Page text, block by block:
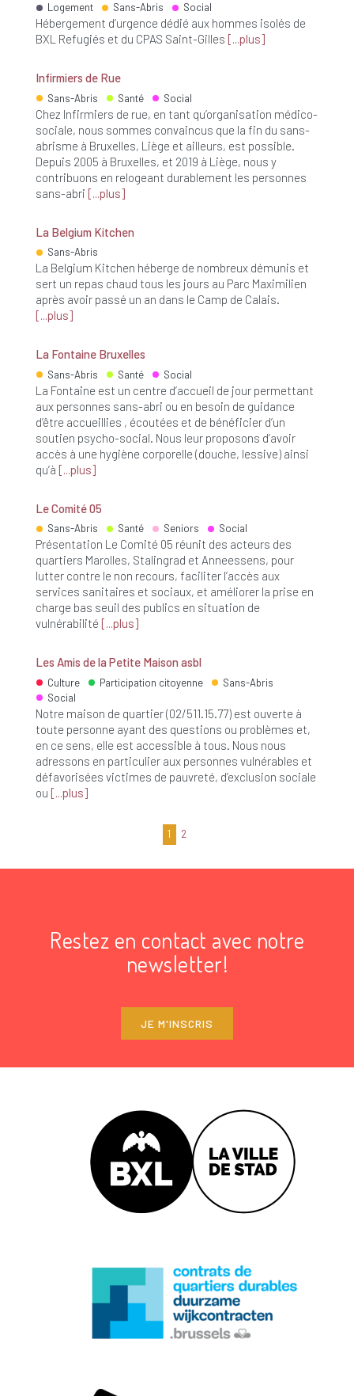
Logement Sans-Abris Social
Hébergement d’urgence dédié aux hommes isolés de
BXL Refugiés et du CPAS Saint-Gilles
plus
Infirmiers de Rue
Sans-Abris Santé Social
Chez Infirmiers de rue, en tant qu’organisation médico-
sociale, nous sommes convaincus que la fin du sans-
abrisme à Bruxelles, Liège et ailleurs, est possible.
Depuis 2005 à Bruxelles, et 2019 à Liège, nous y
contribuons en relogeant durablement les personnes
sans-abri
plus
La Belgium Kitchen
Sans-Abris
La Belgium Kitchen héberge de nombreux démunis et
sert un repas chaud tous les jours au Parc Maximilien
après avoir passé un an dans le Camp de Calais.
plus
La Fontaine Bruxelles
Sans-Abris Santé Social
La Fontaine est un centre d’accueil de jour permettant
aux personnes sans-abri ou en besoin de guidance
d’être accueillies , écoutées et de bénéficier d’un
soutien psycho-social. Nous leur proposons d’avoir
accès à une hygiène corporelle (douche, lessive) ainsi
qu’à
plus
Le Comité 05
Sans-Abris Santé Seniors Social
Présentation Le Comité 05 réunit des acteurs des
quartiers Marolles, Stalingrad et Anneessens, pour
lutter contre le non recours, faciliter l’accès aux
services sanitaires et sociaux, et améliorer la prise en
charge bas seuil des publics en situation de
vulnérabilité
plus
Les Amis de la Petite Maison asbl
Culture Participation citoyenne
Sans-Abris
Social
Notre maison de quartier (02/511.15.77) est ouverte à
toute personne ayant des questions ou problèmes et,
en ce sens, elle est accessible à tous. Nous nous
adressons en particulier aux personnes vulnérables et
défavorisées victimes de pauvreté, d’exclusion sociale
ou
plus
1 2
Restez en contact avec notre
newsletter!
JE M'INSCRIS